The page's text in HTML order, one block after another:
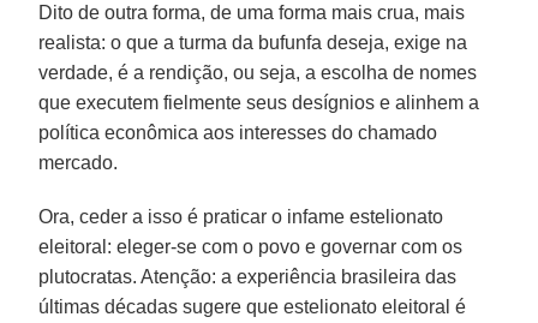
Dito de outra forma, de uma forma mais crua, mais
realista: o que a turma da bufunfa deseja, exige na
verdade, é a rendição, ou seja, a escolha de nomes
que executem fielmente seus desígnios e alinhem a
política econômica aos interesses do chamado
mercado.
Ora, ceder a isso é praticar o infame estelionato
eleitoral: eleger-se com o povo e governar com os
plutocratas. Atenção: a experiência brasileira das
últimas décadas sugere que estelionato eleitoral é